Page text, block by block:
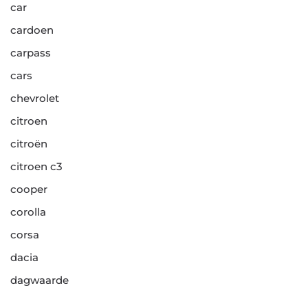
car
cardoen
carpass
cars
chevrolet
citroen
citroën
citroen c3
cooper
corolla
corsa
dacia
dagwaarde